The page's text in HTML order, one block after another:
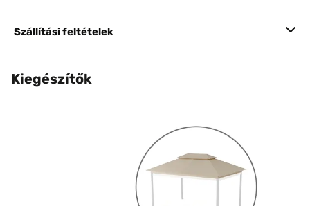
Szállítási feltételek
Kiegészítők